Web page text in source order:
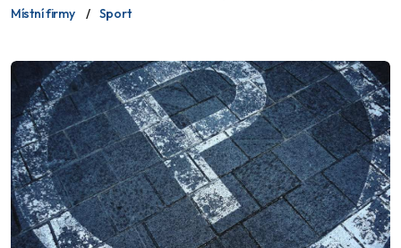
Místní firmy
Sport